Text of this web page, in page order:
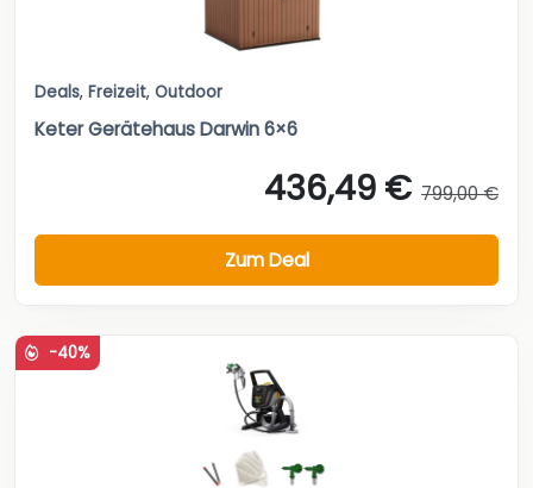
Deals, Freizeit, Outdoor
Keter Gerätehaus Darwin 6×6
436,49 € 799,00 €
Zum Deal
-40%